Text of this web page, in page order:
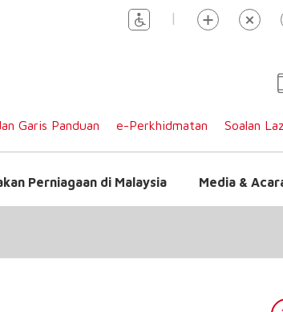
|
Garis Panduan e-Perkhidmatan Soalan
Perniagaan di Malaysia Media &